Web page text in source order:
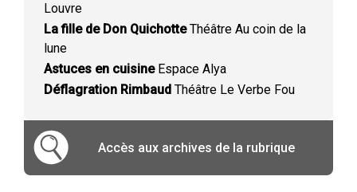
Louvre
La fille de Don QuichotteThéâtre Au coin de la
lune
Astuces en cuisineEspace Alya
Déflagration Rimbaud Théâtre Le Verbe Fou
Accès aux archives de la rubrique